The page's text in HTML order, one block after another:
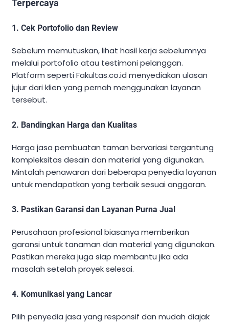
Terpercaya
1. Cek Portofolio dan Review
Sebelum memutuskan, lihat hasil kerja sebelumnya
melalui portofolio atau testimoni pelanggan.
Platform seperti Fakultas.co.id menyediakan ulasan
jujur dari klien yang pernah menggunakan layanan
tersebut.
2. Bandingkan Harga dan Kualitas
Harga jasa pembuatan taman bervariasi tergantung
kompleksitas desain dan material yang digunakan.
Mintalah penawaran dari beberapa penyedia layanan
untuk mendapatkan yang terbaik sesuai anggaran.
3. Pastikan Garansi dan Layanan Purna Jual
Perusahaan profesional biasanya memberikan
garansi untuk tanaman dan material yang digunakan.
Pastikan mereka juga siap membantu jika ada
masalah setelah proyek selesai.
4. Komunikasi yang Lancar
Pilih penyedia jasa yang responsif dan mudah diajak